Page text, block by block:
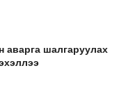
аварга шалгаруулах